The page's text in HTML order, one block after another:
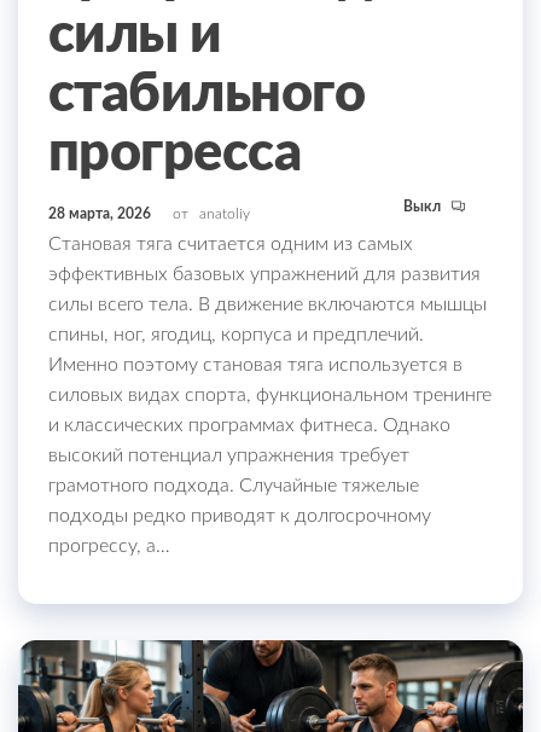
силы и
стабильного
прогресса
28 марта, 2026 от anatoliy Выкл
Становая тяга считается одним из самых
эффективных базовых упражнений для развития
силы всего тела. В движение включаются мышцы
спины, ног, ягодиц, корпуса и предплечий.
Именно поэтому становая тяга используется в
силовых видах спорта, функциональном тренинге
и классических программах фитнеса. Однако
высокий потенциал упражнения требует
грамотного подхода. Случайные тяжелые
подходы редко приводят к долгосрочному
прогрессу, а…